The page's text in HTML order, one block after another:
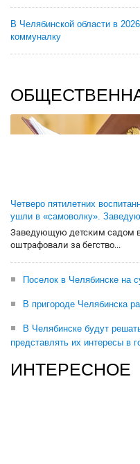
В Челябинской области в
коммуналку
Четверо пятилетних
ушли в «самоволку».
Заведующую детским садом
оштрафовали за бегство...
Поселок в Челябинске на
В пригороде Челябинска
В Челябинске будут
представлять их интересы в
ИНТЕРЕСНОЕ